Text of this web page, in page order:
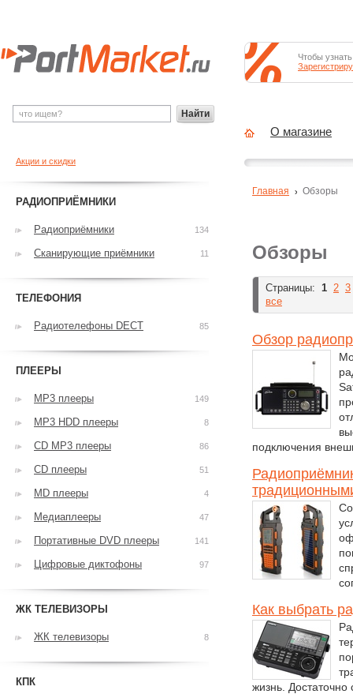
Обзоры
Страницы: 1 2 3
все
Обзор
подключения
Как выбрать
жизнь. Достаточно
Главная Обзоры
Акции и скидки
РАДИОПРИЁМНИКИ
Радиоприёмники 134
Сканирующие приёмники 11
ТЕЛЕФОНИЯ
Радиотелефоны DECT 85
ПЛЕЕРЫ
MP3 плееры 149
MP3 HDD плееры 8
CD MP3 плееры 86
CD плееры 51
MD плееры 4
Медиаплееры 47
Портативные DVD плееры 141
Цифровые диктофоны 97
ЖК ТЕЛЕВИЗОРЫ
ЖК телевизоры 8
КПК
Найти
Чтобы
О магазине